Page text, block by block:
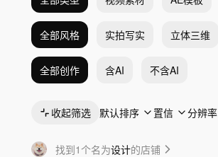
全部风格 实拍写实 立体三维
全部创作 含AI 不含AI
收起筛选 默认排序 置信 分辨率
找到1个名为设计的店铺